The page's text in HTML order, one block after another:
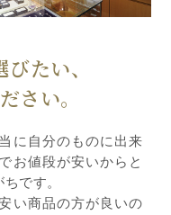
たい、
さい。
に自分のものに出来
お値段が安いからと
です。
い商品の方が良いの